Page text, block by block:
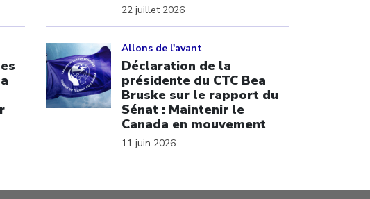
22 juillet 2026
Allons de l'avant
Déclaration de la
présidente du CTC Bea
Bruske sur le rapport du
Sénat : Maintenir le
Canada en mouvement
11 juin 2026